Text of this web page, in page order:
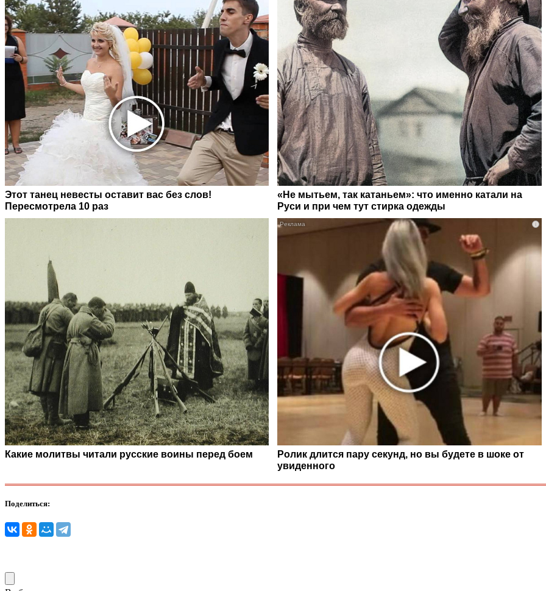
Этот танец невесты оставит вас без слов!
Пересмотрела 10 раз
«Не мытьем, так катаньем»: что именно катали на
Руси и при чем тут стирка одежды
Какие молитвы читали русские воины перед боем
i
Ролик длится пару секунд, но вы будете в шоке от
увиденного
Поделиться: